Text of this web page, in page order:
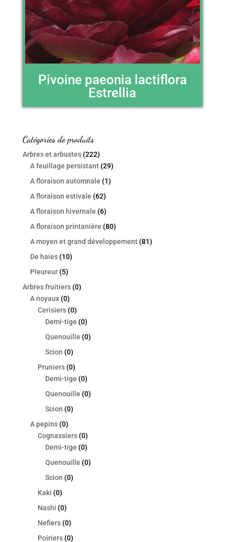
Pivoine paeonia lactiflora
Estrellia
Catégories de produits
Arbres et arbustes (222)
A feuillage persistant (29)
A floraison automnale (1)
A floraison estivale (62)
A floraison hivernale (6)
A floraison printanière (80)
A moyen et grand développement (81)
De haies (10)
Pleureur (5)
Arbres fruitiers (0)
A noyaux (0)
Cerisiers (0)
Demi-tige (0)
Quenouille (0)
Scion (0)
Pruniers (0)
Demi-tige (0)
Quenouille (0)
Scion (0)
A pepins (0)
Cognassiers (0)
Demi-tige (0)
Quenouille (0)
Scion (0)
Kaki (0)
Nashi (0)
Nefiers (0)
Poiriers (0)